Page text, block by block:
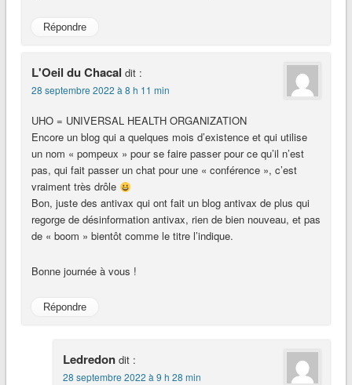
Répondre
L'Oeil du Chacal dit :
28 septembre 2022 à 8 h 11 min
UHO = UNIVERSAL HEALTH ORGANIZATION
Encore un blog qui a quelques mois d’existence et qui utilise
un nom « pompeux » pour se faire passer pour ce qu’il n’est
pas, qui fait passer un chat pour une « conférence », c’est
vraiment très drôle
Bon, juste des antivax qui ont fait un blog antivax de plus qui
regorge de désinformation antivax, rien de bien nouveau, et pas
de « boom » bientôt comme le titre l’indique.
Bonne journée à vous !
Répondre
Ledredon dit :
28 septembre 2022 à 9 h 28 min